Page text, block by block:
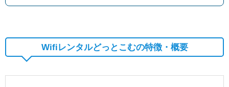
Wifiレンタルどっとこむの特徴・概要